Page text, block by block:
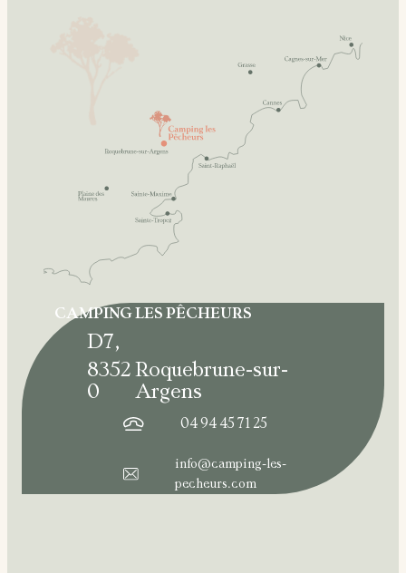
CAMPING LES PÊCHEURS
D7,
8352
0
Roquebrune-sur-
Argens
04 94 45 71 25
info@camping-les-
pecheurs.com